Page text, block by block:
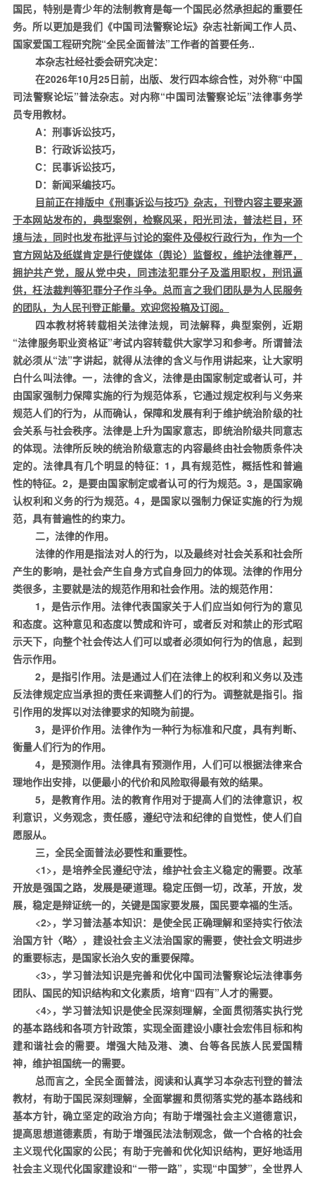
国民，特别是青少年的法制教育是每一个国民必然承担起的重要任
务。所以更加是我们《中国司法警察论坛》杂志社新闻工作人员、
国家爱国工程研究院“全民全面普法”工作者的首要任务..
本杂志社经社委会研究决定：
在2026年10月25日前，出版、发行四本综合性，对外称“中国
司法警察论坛”普法杂志。对内称“中国司法警察论坛”法律事务学
员专用教材。
A：刑事诉讼技巧，
B：行政诉讼技巧，
C：民事诉讼技巧，
D：新闻采编技巧。
目前正在排版中《刑事诉讼与技巧》杂志，刊登内容主要来源
于本网站发布的，典型案例，检察风采，阳光司法，普法栏目，环
境与法，同时也发布批评与讨论的案件及侵权行政行为，作为一个
官方网站及纸媒肯定是行使媒体（舆论）监督权，维护法律尊严，
拥护共产党，服从党中央，同违法犯罪分子及滥用职权，刑讯逼
供，枉法裁判等犯罪分子作斗争。总而言之我们团队是为人民服务
的团队，为人民刊登正能量。欢迎您投稿及订阅。
四本教材将转载相关法律法规，司法解释，典型案例，近期
“法律服务职业资格证”考试内容转载供大家学习和参考。所谓普法
就必须从“法”字讲起，就得从法律的含义与作用讲起来，让大家明
白什么叫法律。一，法律的含义，法律是由国家制定或者认可，并
由国家强制力保障实施的行为规范体系，它通过规定权利与义务来
规范人们的行为，从而确认，保障和发展有利于维护统治阶级的社
会关系与社会秩序。法律是上升为国家意志，即统治阶级共同意志
的体现。法律所反映的统治阶级意志的内容最终由社会物质条件决
定的。法律具有几个明显的特征： 1 ，具有规范性，概括性和普遍
性的特征。 2，是要由国家制定或者认可的行为规范。3 ，是国家确
认权利和义务的行为规范。4，是国家以强制力保证实施的行为规
范，具有普遍性的约束力。
二，法律的作用。
法律的作用是指法对人的行为，以及最终对社会关系和社会所
产生的影响，是社会产生自身方式自身回力的体现。法律的作用分
类很多，主要就是法的规范作用和社会作用。法的规范作用：
1 ，是告示作用。法律代表国家关于人们应当如何行为的意见
和态度。这种意见和态度以赞成和许可，或者反对和禁止的形式昭
示天下，向整个社会传达人们可以或者必须如何行为的信息，起到
告示作用。
2，是指引作用。法是通过人们在法律上的权利和义务以及违
反法律规定应当承担的责任来调整人们的行为。调整就是指引。指
引作用的发挥以对法律要求的知晓为前提。
3，是评价作用。法律作为一种行为标准和尺度，具有判断、
衡量人们行为的作用。
4，是预测作用。法律具有预测作用，人们可以根据法律来合
理地作出安排，以便最小的代价和风险取得最有效的结果。
5，是教育作用。法的教育作用对于提高人们的法律意识，权
利意识，义务观念，责任感，遵纪守法和纪律的自觉性，使人们自
愿服从。
三，全民全面普法必要性和重要性。
<1>，是培养全民遵纪守法，维护社会主义稳定的需要。改革
开放是强国之路，发展是硬道理。稳定压倒一切，改革，开放，发
展，稳定是辩证统一的，关键是国家要发展，国民要幸福的生活。
<2>，学习普法基本知识：是使全民正确理解和坚持实行依法
治国方针〈略〉，建设社会主义法治国家的需要，使社会文明进步
的重要标志，是国家长治久安的重要保障。
<3>，学习普法知识是完善和优化中国司法警察论坛法律事务
团队、国民的知识结构和文化素质，培育“四有”人才的需要。
<4>，学习普法知识是使全民深刻理解，全面贯彻落实执行党
的基本路线和各项方针政策，实现全面建设小康社会宏伟目标和构
建和谐社会的需要。增强大陆及港、澳、台等各民族人民爱国精
神，维护祖国统一的需要。
总而言之，全民全面普法，阅读和认真学习本杂志刊登的普法
教材，有助于国民深刻理解，全面掌握和贯彻落实党的基本路线和
基本方针，确立坚定的政治方向；有助于增强社会主义道德意识，
提高思想道德素质，有助于增强民法法制观念，做一个合格的社会
主义现代化国家的公民；有助于完善和优化知识结构，更好地适用
社会主义现代化国家建设和“一带一路”，实现“中国梦”，全世界人